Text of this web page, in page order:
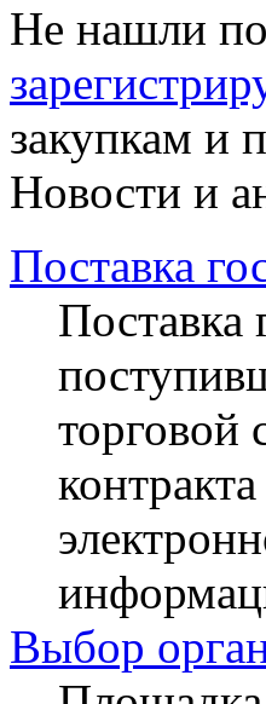
Не нашли
закупкам и
Новости и
Поставка
Поставка
торговой
Выбор